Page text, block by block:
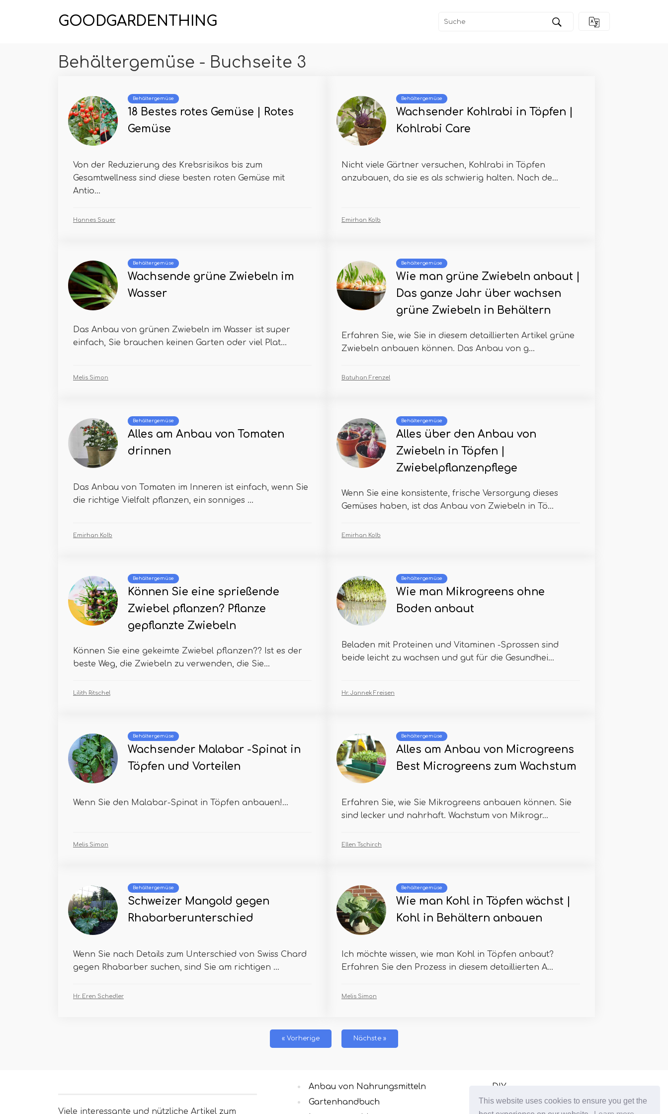
This website uses cookies to ensure you get the
GOODGARDENTHING
Behältergemüse - Buchseite 3
Behältergemüse
18 Bestes rotes Gemüse | Rotes
Gemüse
Von der Reduzierung des Krebsrisikos bis zum
Gesamtwellness sind diese besten roten Gemüse mit
Antio...
Hannes Sauer
Behältergemüse
Wachsender Kohlrabi in Töpfen |
Kohlrabi Care
Nicht viele Gärtner versuchen, Kohlrabi in Töpfen
anzubauen, da sie es als schwierig halten. Nach de...
Emirhan Kolb
Behältergemüse
Wachsende grüne Zwiebeln im
Wasser
Das Anbau von grünen Zwiebeln im Wasser ist super
einfach, Sie brauchen keinen Garten oder viel Plat...
Melis Simon
Behältergemüse
Wie man grüne Zwiebeln anbaut |
Das ganze Jahr über wachsen
grüne Zwiebeln in Behältern
Erfahren Sie, wie Sie in diesem detaillierten Artikel grüne
Zwiebeln anbauen können. Das Anbau von g...
Batuhan Frenzel
Behältergemüse
Alles am Anbau von Tomaten
drinnen
Das Anbau von Tomaten im Inneren ist einfach, wenn Sie
die richtige Vielfalt pflanzen, ein sonniges ...
Emirhan Kolb
Behältergemüse
Alles über den Anbau von
Zwiebeln in Töpfen |
Zwiebelpflanzenpflege
Wenn Sie eine konsistente, frische Versorgung dieses
Gemüses haben, ist das Anbau von Zwiebeln in Tö...
Emirhan Kolb
Behältergemüse
Können Sie eine sprießende
Zwiebel pflanzen? Pflanze
gepflanzte Zwiebeln
Können Sie eine gekeimte Zwiebel pflanzen?? Ist es der
beste Weg, die Zwiebeln zu verwenden, die Sie...
Lilith Ritschel
Behältergemüse
Wie man Mikrogreens ohne
Boden anbaut
Beladen mit Proteinen und Vitaminen -Sprossen sind
beide leicht zu wachsen und gut für die Gesundhei...
Hr. Jannek Freisen
Behältergemüse
Wachsender Malabar -Spinat in
Töpfen und Vorteilen
Wenn Sie den Malabar-Spinat in Töpfen anbauen!...
Melis Simon
Behältergemüse
Alles am Anbau von Microgreens
Best Microgreens zum Wachstum
Erfahren Sie, wie Sie Mikrogreens anbauen können. Sie
sind lecker und nahrhaft. Wachstum von Mikrogr...
Ellen Tschirch
Behältergemüse
Schweizer Mangold gegen
Rhabarberunterschied
Wenn Sie nach Details zum Unterschied von Swiss Chard
gegen Rhabarber suchen, sind Sie am richtigen ...
Hr. Eren Schedler
Behältergemüse
Wie man Kohl in Töpfen wächst |
Kohl in Behältern anbauen
Ich möchte wissen, wie man Kohl in Töpfen anbaut?
Erfahren Sie den Prozess in diesem detaillierten A...
Melis Simon
« Vorherige Nächste »
Viele interessante und nützliche Artikel zum
Anbau von Nahrungsmitteln
Gartenhandbuch
DIY
Wachsende Zimmerpflanzen